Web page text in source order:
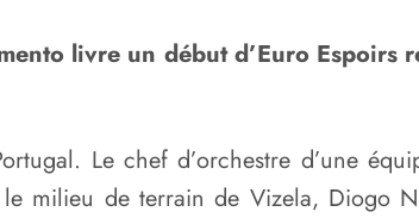
livre un début d’Euro Espoirs
Le chef d’orchestre d’une
milieu de terrain de Vizela, Diogo